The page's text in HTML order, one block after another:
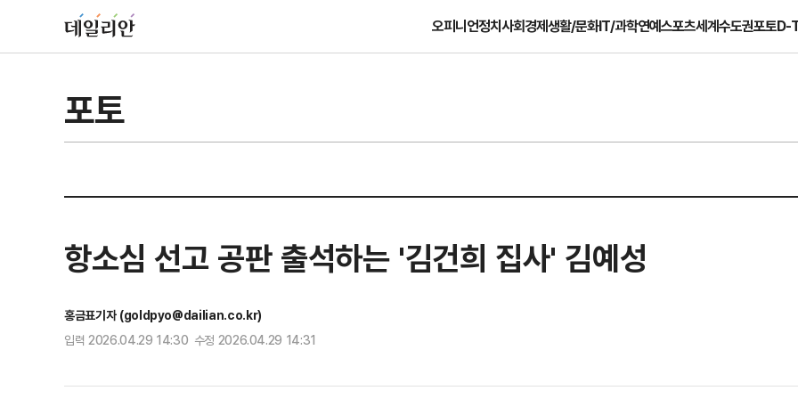
오피니언정치사회경제생활/문화IT/과학연예스포츠세계수도권포토D-
포토
항소심 선고 공판 출석하는 '김건희 집사' 김예성
홍금표기자 (goldpyo@dailian.co.kr)
입력 2026.04.29 14:30 수정 2026.04.29 14:31